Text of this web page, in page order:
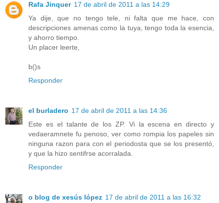
Rafa Jinquer 17 de abril de 2011 a las 14:29
Ya dije, que no tengo tele, ni falta que me hace, con
descripciones amenas como la tuya, tengo toda la esencia,
y ahorro tiempo.
Un placer leerte,
b()s
Responder
el burladero 17 de abril de 2011 a las 14:36
Este es el talante de los ZP. Vi la escena en directo y
vedaeramnete fu penoso, ver como rompia los papeles sin
ninguna razon para con el periodosta que se los presentó,
y que la hizo sentifrse acorralada.
Responder
o blog de xesús lópez 17 de abril de 2011 a las 16:32